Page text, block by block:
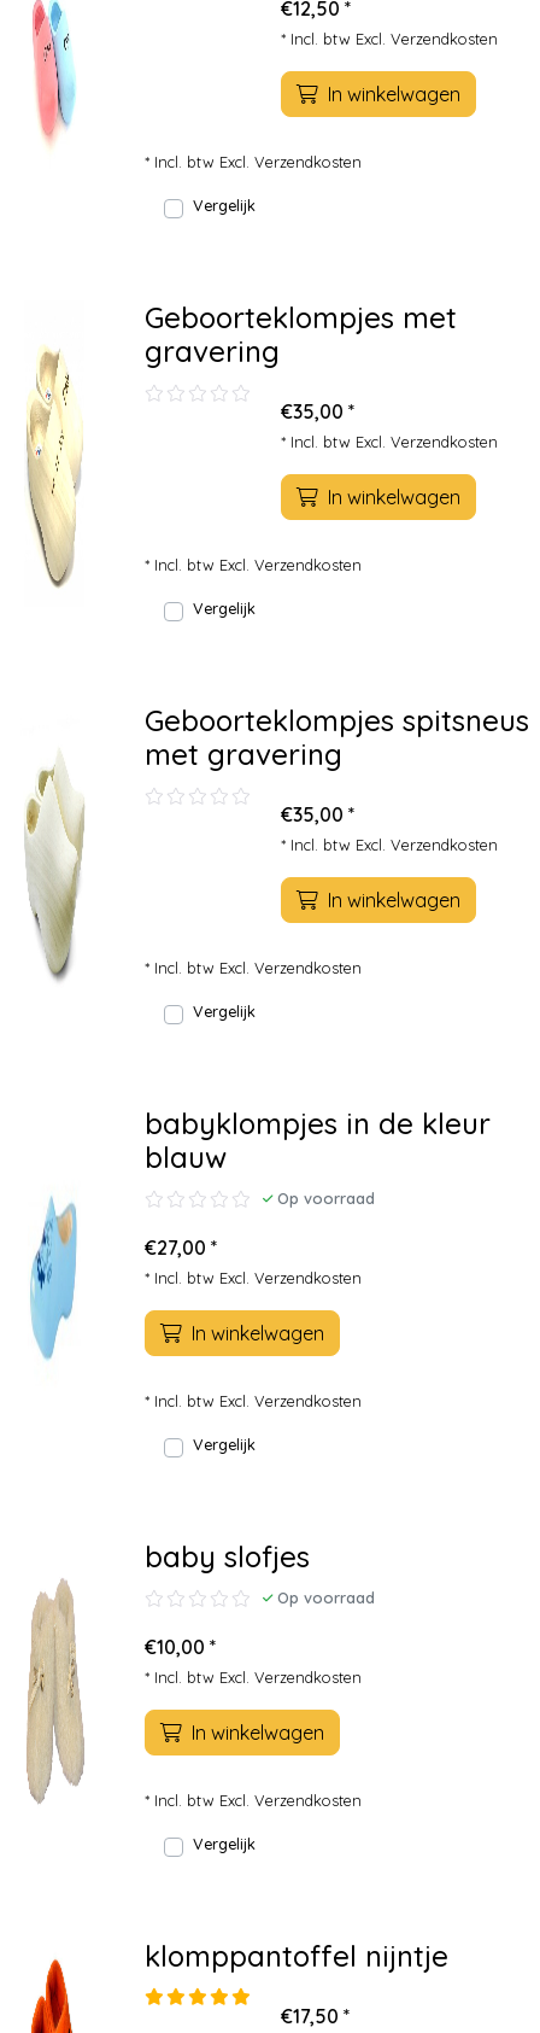
€12,50 *
* Incl. btw Excl. Verzendkosten
In winkelwagen
* Incl. btw Excl. Verzendkosten
Vergelijk
Geboorteklompjes met
gravering
€35,00 *
* Incl. btw Excl. Verzendkosten
In winkelwagen
* Incl. btw Excl. Verzendkosten
Vergelijk
Geboorteklompjes spitsneus
met gravering
€35,00 *
* Incl. btw Excl. Verzendkosten
In winkelwagen
* Incl. btw Excl. Verzendkosten
Vergelijk
babyklompjes in de kleur
blauw
Op voorraad
€27,00 *
* Incl. btw Excl. Verzendkosten
In winkelwagen
* Incl. btw Excl. Verzendkosten
Vergelijk
baby slofjes
Op voorraad
€10,00 *
* Incl. btw Excl. Verzendkosten
In winkelwagen
* Incl. btw Excl. Verzendkosten
Vergelijk
klomppantoffel nijntje
€17,50 *